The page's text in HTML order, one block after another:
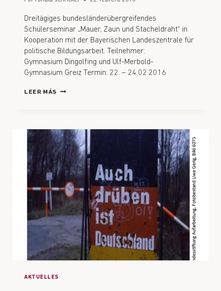
Dreitägiges bundesländerübergreifendes
Schülerseminar „Mauer, Zaun und Stacheldraht“ in
Kooperation mit der Bayerischen Landeszentrale für
politische Bildungsarbeit. Teilnehmer:
Gymnasium Dingolfing und Ulf-Merbold-
Gymnasium Greiz Termin: 22. – 24.02.2016
LEER MÁS
AKTUELLES